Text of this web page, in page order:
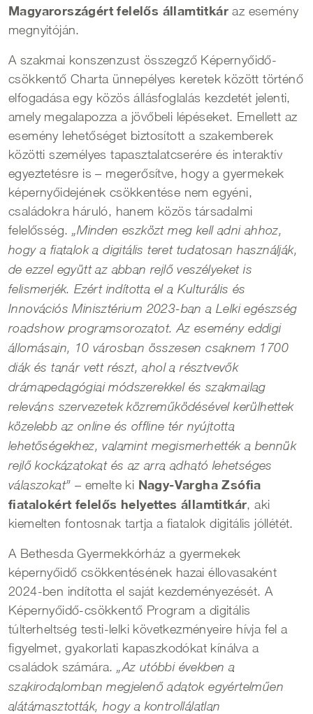
Magyarországért felelős államtitkár az esemény
megnyitóján.
A szakmai konszenzust összegző Képernyőidő-
csökkentő Charta ünnepélyes keretek között történő
elfogadása egy közös állásfoglalás kezdetét jelenti,
amely megalapozza a jövőbeli lépéseket. Emellett az
esemény lehetőséget biztosított a szakemberek
közötti személyes tapasztalatcserére és interaktív
egyeztetésre is – megerősítve, hogy a gyermekek
képernyőidejének csökkentése nem egyéni,
családokra háruló, hanem közös társadalmi
felelősség. „Minden eszközt meg kell adni ahhoz,
hogy a fiatalok a digitális teret tudatosan használják,
de ezzel együtt az abban rejlő veszélyeket is
felismerjék. Ezért indította el a Kulturális és
Innovációs Minisztérium 2023-ban a Lelki egészség
roadshow programsorozatot. Az esemény eddigi
állomásain, 10 városban összesen csaknem 1700
diák és tanár vett részt, ahol a résztvevők
drámapedagógiai módszerekkel és szakmailag
releváns szervezetek közreműködésével kerülhettek
közelebb az online és offline tér nyújtotta
lehetőségekhez, valamint megismerhették a bennük
rejlő kockázatokat és az arra adható lehetséges
válaszokat” – emelte ki Nagy-Vargha Zsófia
fiatalokért felelős helyettes államtitkár, aki
kiemelten fontosnak tartja a fiatalok digitális jóllétét.
A Bethesda Gyermekkórház a gyermekek
képernyőidő csökkentésének hazai éllovasaként
2024-ben indította el saját kezdeményezését. A
Képernyőidő-csökkentő Program a digitális
túlterheltség testi-lelki következményeire hívja fel a
figyelmet, gyakorlati kapaszkodókat kínálva a
családok számára.„Az utóbbi években a
szakirodalomban megjelenő adatok egyértelműen
alátámasztották, hogy a kontrollálatlan